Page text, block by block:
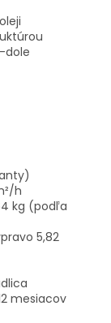
dole
h
kg (podľa
5,82
mesiacov